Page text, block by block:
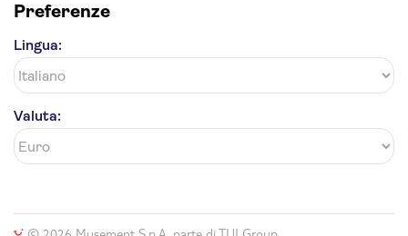
Preferenze
Lingua:
Valuta: